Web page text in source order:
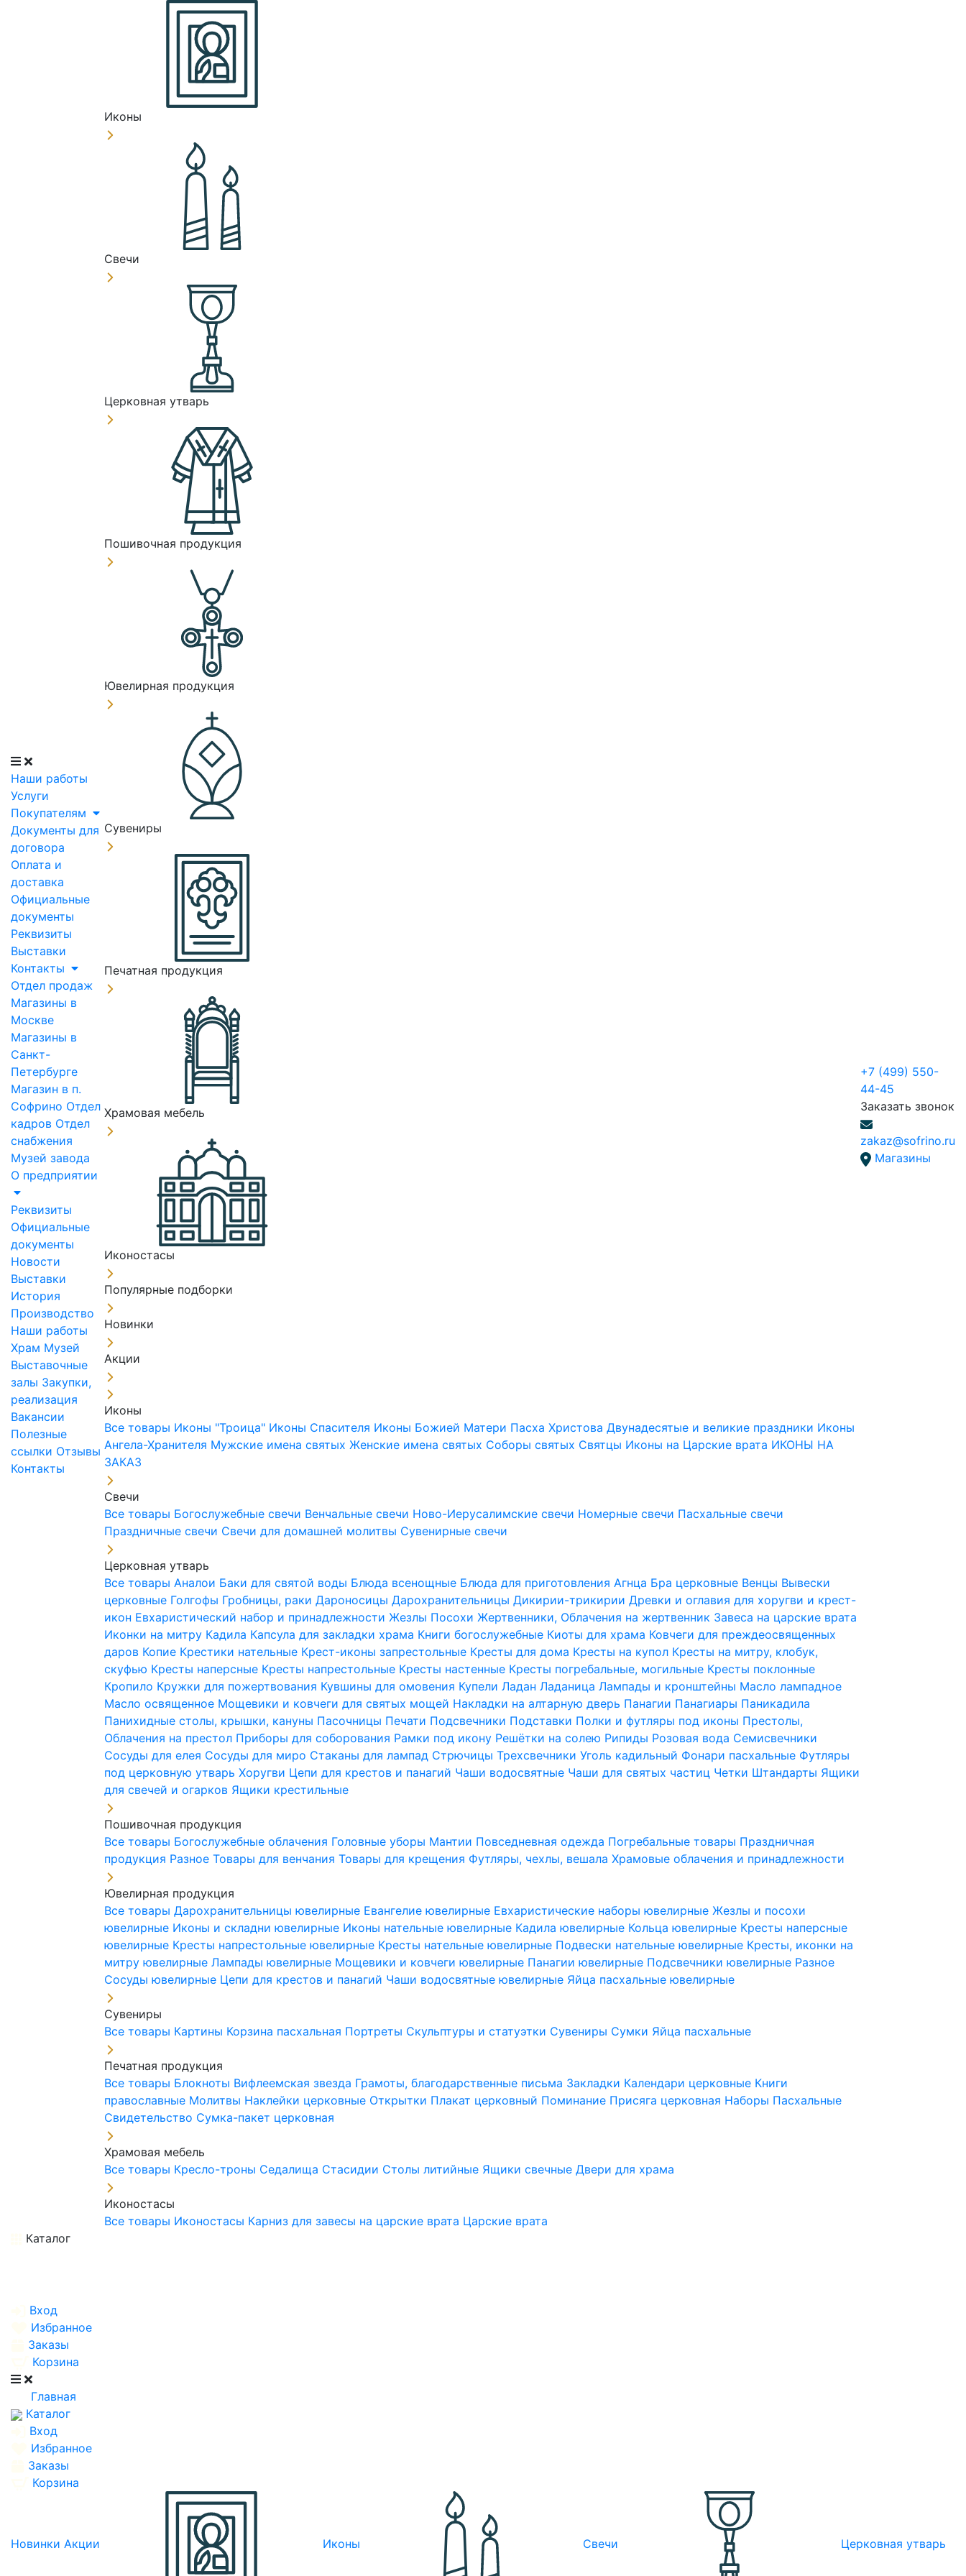
Наши работы
Услуги
Покупателям
Документы для
договора
Оплата и
доставка
Официальные
документы
Реквизиты
Выставки
Контакты
Отдел продаж
Магазины в
Москве
Магазины в
Санкт-
Петербурге
Магазин в п.
Софрино Отдел
кадров Отдел
снабжения
Музей завода
О предприятии
Реквизиты
Официальные
документы
Новости
Выставки
История
Производство
Наши работы
Храм Музей
Выставочные
залы Закупки,
реализация
Вакансии
Полезные
ссылки Отзывы
Контакты
Иконы
Свечи
Церковная утварь
Пошивочная продукция
Ювелирная продукция
Сувениры
Печатная продукция
Храмовая мебель
Иконостасы
Популярные подборки
Новинки
Акции
Иконы
Все товары Иконы "Троица" Иконы Спасителя Иконы Божией Матери Пасха ХристоваДвунадесятые и великие праздники Иконы
Ангела-Хранителя Мужские имена святыхЖенские имена святых Соборы святых Святцы Иконы на Царские врата ИКОНЫ НА
ЗАКАЗ
Свечи
Все товары Богослужебные свечи Венчальные свечи Ново-Иерусалимские свечи Номерные свечи Пасхальные свечи
Праздничные свечи Свечи для домашней молитвы Сувенирные свечи
Церковная утварь
Все товарыАналои Баки для святой воды Блюда всенощные Блюда для приготовления Агнца Бра церковные Венцы Вывески
церковные Голгофы Гробницы, ракиДароносицыДарохранительницыДикирии-трикирииДревки и оглавия для хоругви и крест-
икон Евхаристический набор и принадлежностиЖезлы ПосохиЖертвенники, Облачения на жертвенник Завеса на царские врата
Иконки на митру Кадила Капсула для закладки храма Книги богослужебные Киоты для храма Ковчеги для преждеосвященных
даров Копие Крестики нательные Крест-иконы запрестольные Кресты для дома Кресты на купол Кресты на митру, клобук,
скуфью Кресты наперсные Кресты напрестольные Кресты настенные Кресты погребальные, могильные Кресты поклонные
Кропило Кружки для пожертвования Кувшины для омовения КупелиЛаданЛаданицаЛампады и кронштейны Масло лампадное
Масло освященное Мощевики и ковчеги для святых мощей Накладки на алтарную дверь Панагии Панагиары Паникадила
Панихидные столы, крышки, кануны Пасочницы Печати Подсвечники Подставки Полки и футляры под иконы Престолы,
Облачения на престол Приборы для соборования Рамки под икону Решётки на солею Рипиды Розовая вода Семисвечники
Сосуды для елея Сосуды для миро Стаканы для лампад СтрючицыТрехсвечникиУголь кадильный Фонари пасхальные Футляры
под церковную утварьХоругви Цепи для крестов и панагий Чаши водосвятные Чаши для святых частиц Четки Штандарты Ящики
для свечей и огарков Ящики крестильные
Пошивочная продукция
Все товары Богослужебные облачения Головные уборы Мантии Повседневная одежда Погребальные товары Праздничная
продукция РазноеТовары для венчанияТовары для крещения Футляры, чехлы, вешалаХрамовые облачения и принадлежности
Ювелирная продукция
Все товарыДарохранительницы ювелирные Евангелие ювелирные Евхаристические наборы ювелирныеЖезлы и посохи
ювелирные Иконы и складни ювелирные Иконы нательные ювелирные Кадила ювелирные Кольца ювелирные Кресты наперсные
ювелирные Кресты напрестольные ювелирные Кресты нательные ювелирные Подвески нательные ювелирные Кресты, иконки на
митру ювелирныеЛампады ювелирные Мощевики и ковчеги ювелирные Панагии ювелирные Подсвечники ювелирные Разное
Сосуды ювелирные Цепи для крестов и панагий Чаши водосвятные ювелирные Яйца пасхальные ювелирные
Сувениры
Все товары Картины Корзина пасхальная Портреты Скульптуры и статуэтки Сувениры Сумки Яйца пасхальные
Печатная продукция
Все товары Блокноты Вифлеемская звезда Грамоты, благодарственные письма Закладки Календари церковные Книги
православные Молитвы Наклейки церковные Открытки Плакат церковный Поминание Присяга церковная Наборы Пасхальные
Свидетельство Сумка-пакет церковная
Храмовая мебель
Все товары Кресло-троны Седалища Стасидии Столы литийные Ящики свечныеДвери для храма
Иконостасы
Все товары Иконостасы Карниз для завесы на царские врата Царские врата
+7 (499) 550-
44-45
Заказать звонок
zakaz@sofrino.ru
Магазины
Каталог
Вход
Избранное
Заказы
Корзина
Главная
Каталог
Вход
Избранное
Заказы
Корзина
Новинки Акции Иконы Свечи Церковная утварь